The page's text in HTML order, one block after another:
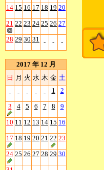
14 15 16 17 18 19 20
21 22 23 24 25 26 27
28 29 30 31 - - -
2017 年 12 月
日 月 火 水 木 金 土
- - - - - 1 2
3 4 5 6 7 8 9
10 11 12 13 14 15 16
17 18 19 20 21 22 23
24 25 26 27 28 29 30